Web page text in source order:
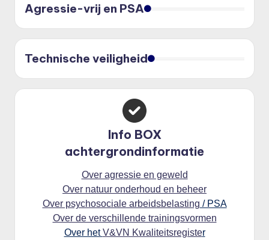
Agressie-vrij en PSA
Technische veiligheid
Info BOX
achtergrondinformatie
Over agressie en geweld
Over natuur onderhoud en beheer
Over psychosociale arbeidsbelasting / PSA
Over de verschillende trainingsvormen
Over hetV&VN Kwaliteitsregister